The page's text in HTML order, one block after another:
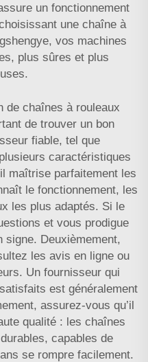
un fonctionnement
une chaîne à
vos machines
plus sûres et plus
de chaînes à rouleaux
de trouver un bon
fiable, tel que
caractéristiques
maîtrise parfaitement les
le fonctionnement, les
les plus adaptés. Si le
et vous prodigue
signe. Deuxièmement,
les avis en ligne ou
Un fournisseur qui
est généralement
assurez-vous qu’il
qualité : les chaînes
capables de
se rompre facilement.